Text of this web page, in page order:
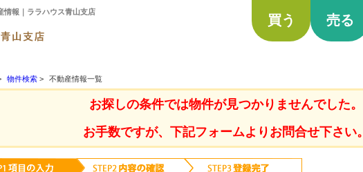
情報｜ララハウス青山支店
買う 売る
物件検索 > 不動産情報一覧
お探しの条件では物件が見つかりませんでした。
お手数ですが、下記フォームよりお問合せ下さい。